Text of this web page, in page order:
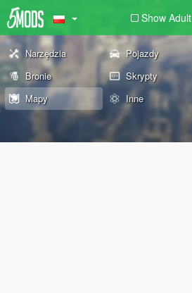
Show Adult
Narzędzia Pojazdy
Bronie
Skrypty
Mapy
Inne